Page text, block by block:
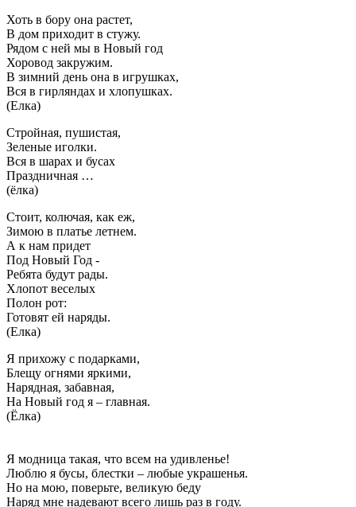
Хоть в бору она растет,
В дом приходит в стужу.
Рядом с ней мы в Новый год
Хоровод закружим.
В зимний день она в игрушках,
Вся в гирляндах и хлопушках.
(Елка)
Стройная, пушистая,
Зеленые иголки.
Вся в шарах и бусах
Праздничная …
(ёлка)
Стоит, колючая, как еж,
Зимою в платье летнем.
А к нам придет
Под Новый Год -
Ребята будут рады.
Хлопот веселых
Полон рот:
Готовят ей наряды.
(Елка)
Я прихожу с подарками,
Блещу огнями яркими,
Нарядная, забавная,
На Новый год я – главная.
(Ёлка)
Я модница такая, что всем на удивленье!
Люблю я бусы, блестки – любые украшенья.
Но на мою, поверьте, великую беду
Наряд мне надевают всего лишь раз в году.